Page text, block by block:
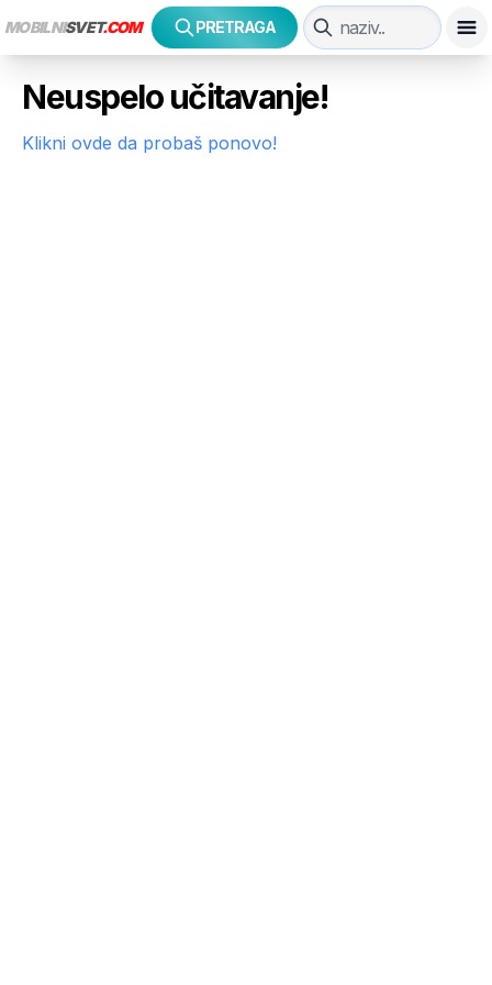
MOBILNISVET.COM PRETRAGA
Neuspelo učitavanje!
Klikni ovde da probaš ponovo!